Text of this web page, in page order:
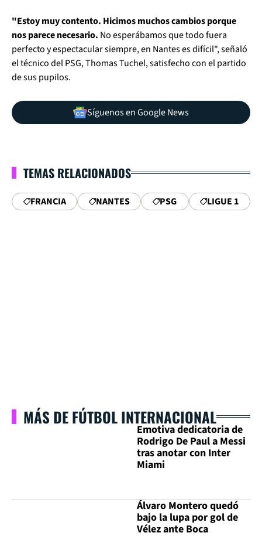
"Estoy muy contento. Hicimos muchos cambios porque
nos parece necesario. No esperábamos que todo fuera
perfecto y espectacular siempre, en Nantes es difícil", señaló
el técnico del PSG, Thomas Tuchel, satisfecho con el partido
de sus pupilos.
Síguenos en Google News
TEMAS RELACIONADOS
FRANCIA NANTES PSG LIGUE 1
MÁS DE FÚTBOL INTERNACIONAL
Emotiva dedicatoria de
Rodrigo De Paul a Messi
tras anotar con Inter
Miami
Álvaro Montero quedó
bajo la lupa por gol de
Vélez ante Boca